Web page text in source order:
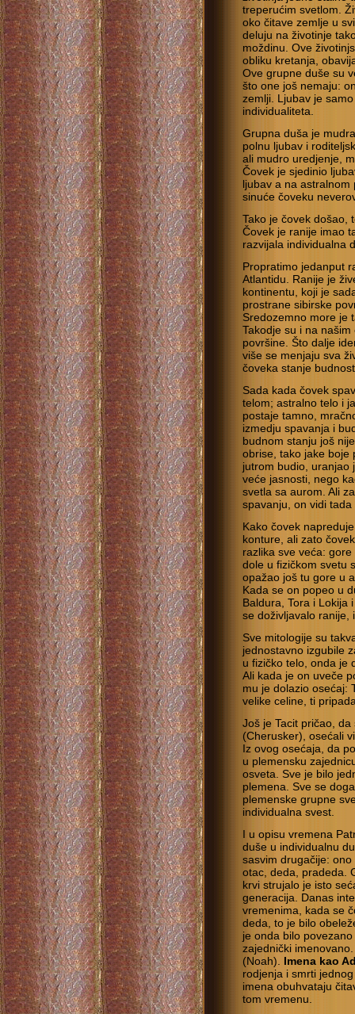
treperućim svetlom.
oko čitave zemlje u
deluju na životinje
moždinu. Ove
obliku kretanja,
Ove grupne duše su
što one još nemaju:
zemlji. Ljubav je
individualiteta.
Grupna duša je
polnu ljubav i
ali mudro uredjenje,
Čovek je sjedinio
ljubav a na
sinuće čoveku
Tako je čovek došao,
Čovek je ranije imao
razvijala individualna
Propratimo jedanput
Atlantidu. Ranije je
kontinentu, koji je
prostrane sibirske
Sredozemno more je
Takodje su i na
površine. Što dalje
više se menjaju sva
čoveka stanje
Sada kada čovek
telom; astralno telo i
postaje tamno,
izmedju spavanja i
budnom stanju još
obrise, tako jake boje
jutrom budio, uranjao
veće jasnosti, nego
svetla sa aurom. Ali
spavanju, on vidi
Kako čovek
konture, ali zato
razlika sve veća:
dole u fizičkom svetu
opažao još tu gore u
Kada se on popeo u
Baldura, Tora i Lokija
se doživljavalo ranije,
Sve mitologije su
jednostavno izgubile
u fizičko telo, onda je
Ali kada je on uveče
mu je dolazio osećaj:
velike celine, ti
Još je Tacit pričao,
(Cherusker), osećali
Iz ovog osećaja, da
u plemensku
osveta. Sve je bilo
plemena. Sve se
plemenske grupne
individualna svest.
I u opisu vremena
duše u individualnu
sasvim drugačije:
otac, deda, pradeda.
krvi strujalo je isto
generacija. Danas
vremenima, kada se
deda, to je bilo
je onda bilo
zajednički
(Noah). Imena kao
rodjenja i smrti
imena obuhvataju
tom vremenu.